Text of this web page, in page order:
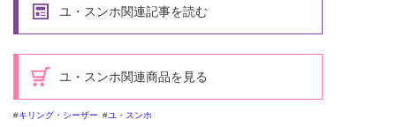
ユ・スンホ関連記事を読む
ユ・スンホ関連商品を見る
キリング・シーザー ユ・スンホ